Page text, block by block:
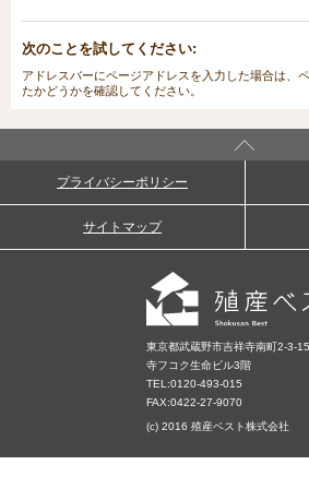
次のことを試してください:
アドレスバーにページアドレスを入力した場合は、
たかどうかを確認してください。
プライバシーポリシー
サイトマップ
東京都武蔵野市吉祥寺南町2-3-
寺フコク生命ビル3階
TEL:0120-493-015
FAX:0422-27-9070
(c) 2016 殖産ベスト株式会社